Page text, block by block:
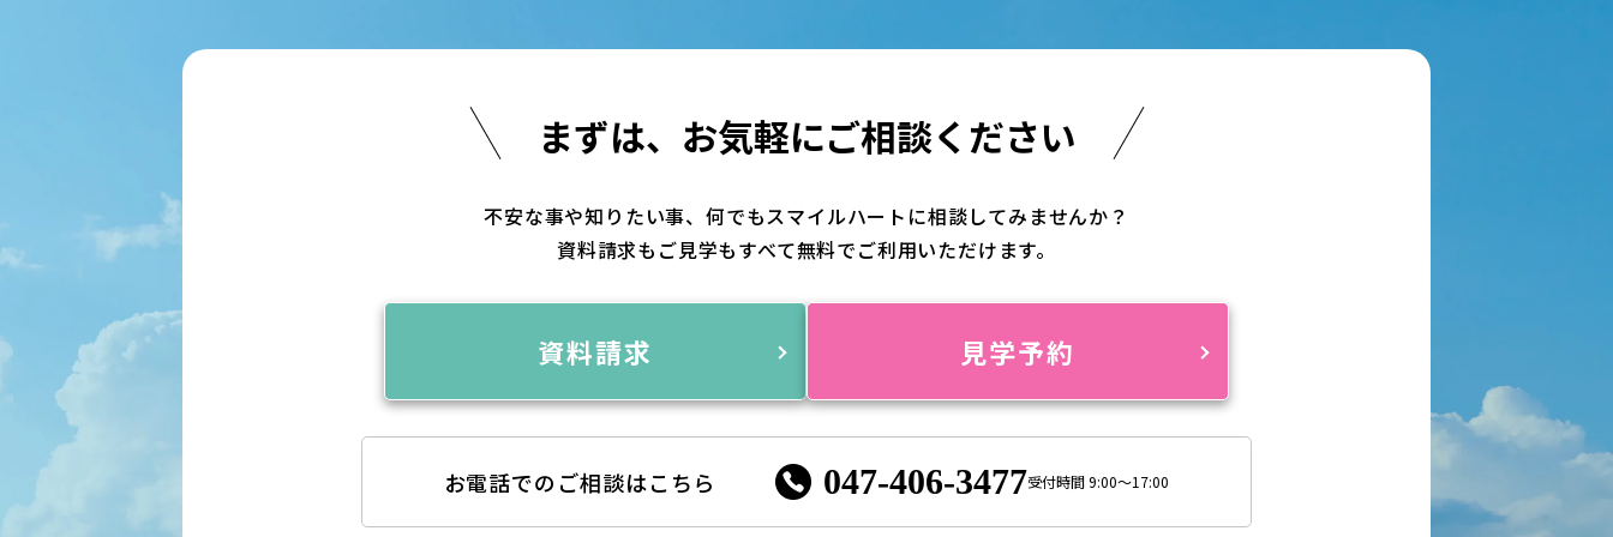
まずは、 お気軽にご相談ください
不安な事や知りたい事、何でもスマイルハートに相談してみませんか？
資料請求もご見学もすべて無料でご利用いただけます。
資料請求 見学予約
お電話でのご相談はこちら 047-406-3477受付時間 9:00～17:00